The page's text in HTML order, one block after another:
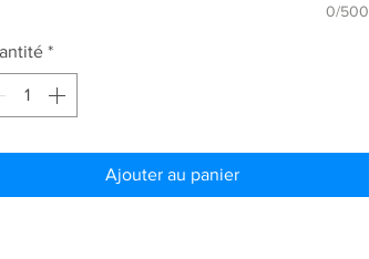
0/500
*
Ajouter au panier